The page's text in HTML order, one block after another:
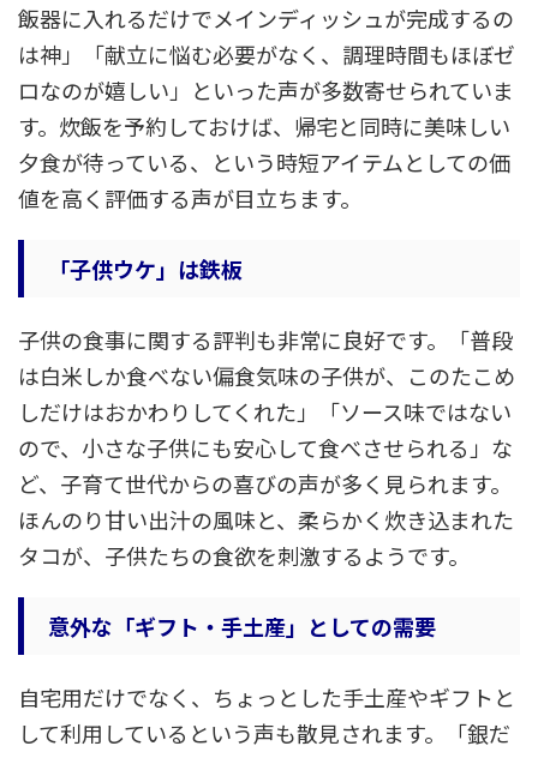
飯器に入れるだけでメインディッシュが完成するの
は神」「献立に悩む必要がなく、調理時間もほぼゼ
ロなのが嬉しい」といった声が多数寄せられていま
す。炊飯を予約しておけば、帰宅と同時に美味しい
夕食が待っている、という時短アイテムとしての価
値を高く評価する声が目立ちます。
「子供ウケ」は鉄板
子供の食事に関する評判も非常に良好です。「普段
は白米しか食べない偏食気味の子供が、このたこめ
しだけはおかわりしてくれた」「ソース味ではない
ので、小さな子供にも安心して食べさせられる」な
ど、子育て世代からの喜びの声が多く見られます。
ほんのり甘い出汁の風味と、柔らかく炊き込まれた
タコが、子供たちの食欲を刺激するようです。
意外な「ギフト・手土産」としての需要
自宅用だけでなく、ちょっとした手土産やギフトと
して利用しているという声も散見されます。「銀だ